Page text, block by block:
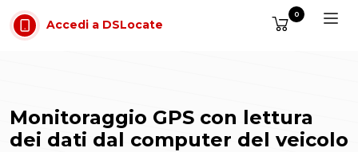
Vai al contenuto
Accedi a DSLocate
0
Monitoraggio GPS con lettura
dei dati dal computer del veicolo